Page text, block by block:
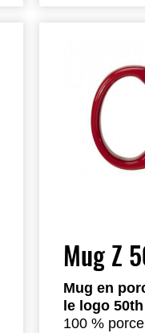
Mug Z
Mug en
le logo
100 %